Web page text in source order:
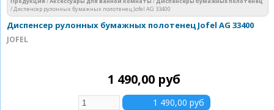
Вы здесь
/Диспенсер рулонных бумажных полотенец Jofel AG 33400
Диспенсер рулонных бумажных полотенец Jofel AG 33400
JOFEL
1 490,00 руб